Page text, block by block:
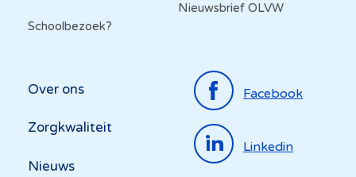
Schoolbezoek?
Nieuwsbrief OLVW
Top
menu
Over ons
Zorgkwaliteit
Nieuws
Facebook
Linkedin